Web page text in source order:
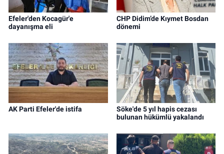
Efeler'den Kocagür'e
dayanışma eli
CHP Didim’de Kıymet Bosdan
dönemi
AK Parti Efeler'de istifa
Söke'de 5 yıl hapis cezası
bulunan hükümlü yakalandı